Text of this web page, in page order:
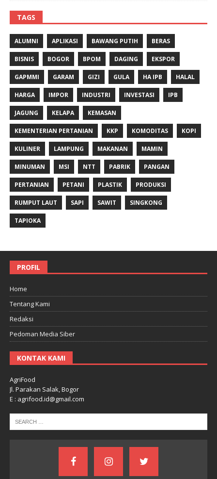
TAGS
ALUMNI APLIKASI BAWANG PUTIH BERAS
BISNIS BOGOR BPOM DAGING EKSPOR
GAPMMI GARAM GIZI GULA HA IPB HALAL
HARGA IMPOR INDUSTRI INVESTASI IPB
JAGUNG KELAPA KEMASAN
KEMENTERIAN PERTANIAN KKP KOMODITAS KOPI
KULINER LAMPUNG MAKANAN MAMIN
MINUMAN MSI NTT PABRIK PANGAN
PERTANIAN PETANI PLASTIK PRODUKSI
RUMPUT LAUT SAPI SAWIT SINGKONG
TAPIOKA
PROFIL
Home
Tentang Kami
Redaksi
Pedoman Media Siber
KONTAK KAMI
AgriFood
Jl. Parakan Salak, Bogor
E : agrifood.id@gmail.com